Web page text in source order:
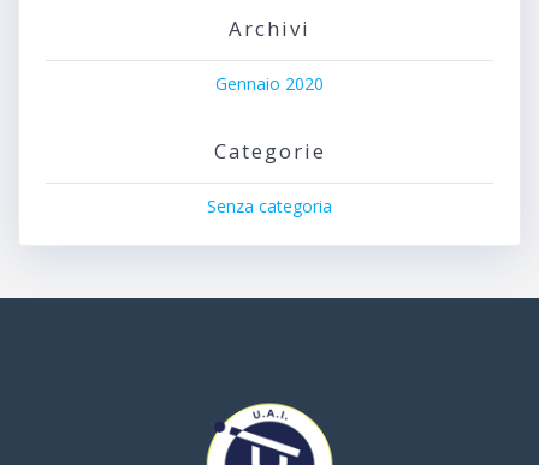
Archivi
Gennaio 2020
Categorie
Senza categoria